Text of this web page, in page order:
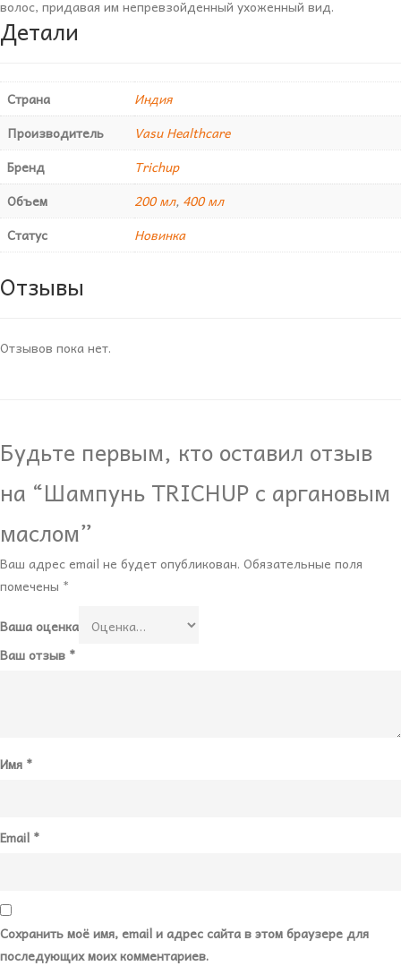
волос, придавая им непревзойденный ухоженный вид.
Детали
Страна
Индия
Производитель
Vasu Healthcare
Бренд
Trichup
Объем
200 мл, 400 мл
Статус
Новинка
Отзывы
Отзывов пока нет.
Будьте первым, кто оставил отзыв
на “Шампунь TRICHUP с аргановым
маслом”
Ваш адрес email не будет опубликован. Обязательные поля
помечены *
Ваша оценка
Ваш отзыв *
Имя *
Email *
Сохранить моё имя, email и адрес сайта в этом браузере для
последующих моих комментариев.